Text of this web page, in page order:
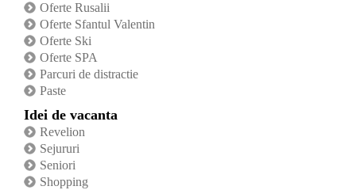
Oferte Rusalii
Oferte Sfantul Valentin
Oferte Ski
Oferte SPA
Parcuri de distractie
Paste
Idei de vacanta
Revelion
Sejururi
Seniori
Shopping